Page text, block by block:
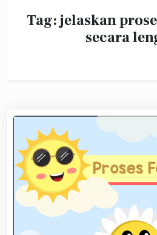
Tag:jelaskan
secara